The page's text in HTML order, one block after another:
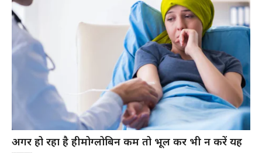
अगर हो रहा है हीमोग्लोबिन कम तो भूल कर भी न करें यह